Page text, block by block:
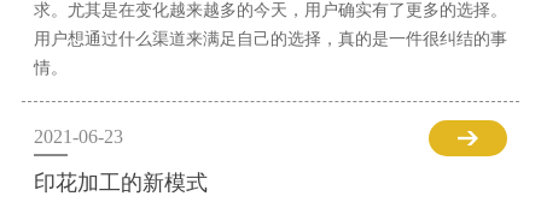
求。尤其是在变化越来越多的今天，用户确实有了更多的选择。
用户想通过什么渠道来满足自己的选择，真的是一件很纠结的事
情。
2021-06-23
印花加工的新模式